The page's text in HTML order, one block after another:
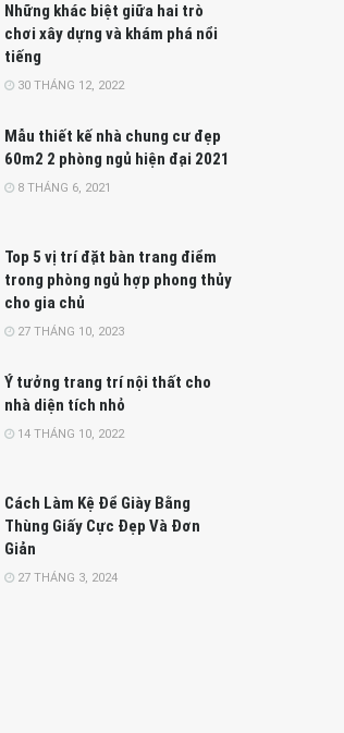
Những khác biệt giữa hai trò
chơi xây dựng và khám phá nổi
tiếng
30 THÁNG 12, 2022
Mẫu thiết kế nhà chung cư đẹp
60m2 2 phòng ngủ hiện đại 2021
8 THÁNG 6, 2021
Top 5 vị trí đặt bàn trang điểm
trong phòng ngủ hợp phong thủy
cho gia chủ
27 THÁNG 10, 2023
Ý tưởng trang trí nội thất cho
nhà diện tích nhỏ
14 THÁNG 10, 2022
Cách Làm Kệ Để Giày Bằng
Thùng Giấy Cực Đẹp Và Đơn
Giản
27 THÁNG 3, 2024